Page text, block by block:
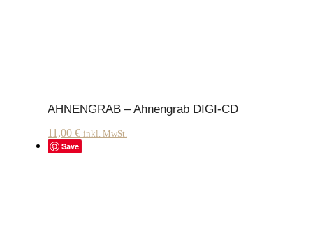
AHNENGRAB – Ahnengrab DIGI-CD
11,00 € inkl. MwSt.
Save